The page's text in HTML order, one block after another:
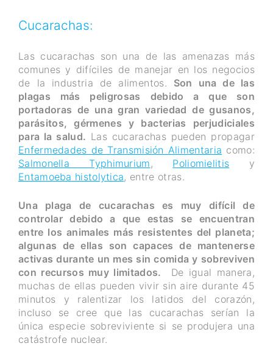
Cucarachas:
Las cucarachas son una de las amenazas más
comunes y difíciles de manejar en los negocios
de la industria de alimentos. Son una de las
plagas más peligrosas debido a que son
portadoras de una gran variedad de gusanos,
parásitos, gérmenes y bacterias perjudiciales
para la salud. Las cucarachas pueden propagar
Enfermedades de Transmisión Alimentaria como:
Salmonella Typhimurium , Poliomielitis y
Entamoeba histolytica, entre otras.
Una plaga de cucarachas es muy difícil de
controlar debido a que estas se encuentran
entre los animales más resistentes del planeta;
algunas de ellas son capaces de mantenerse
activas durante un mes sin comida y sobreviven
con recursos muy limitados. De igual manera,
muchas de ellas pueden vivir sin aire durante 45
minutos y ralentizar los latidos del corazón,
incluso se cree que las cucarachas serían la
única especie sobreviviente si se produjera una
catástrofe nuclear.